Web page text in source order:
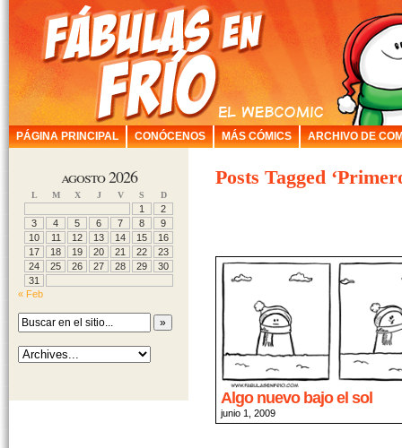
PÁGINA PRINCIPAL CONÓCENOS MÁS CÓMICS ARCHIVO DE
agosto 2026
L M X J V S D
1
2
3
4 5 6 7 8
9
10
11 12 13 14 15
16
17
18 19 20 21 22
23
24
25 26 27 28 29
30
31
« Feb
Posts Tagged
Algo nuevo bajo el sol
junio 1, 2009